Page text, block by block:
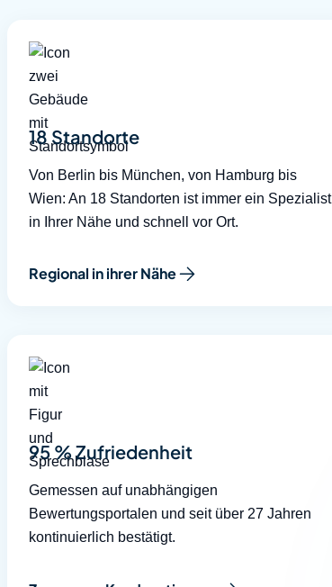
18 Standorte
Von Berlin bis München, von Hamburg bis
Wien: An 18 Standorten ist immer ein Spezialist
in Ihrer Nähe und schnell vor Ort.
Regional in ihrer Nähe
95 % Zufriedenheit
Gemessen auf unabhängigen
Bewertungsportalen und seit über 27 Jahren
kontinuierlich bestätigt.